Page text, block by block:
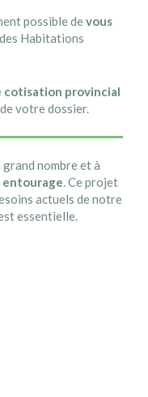
possible devous
des Habitations
cotisation provincial
votre dossier.
nombre et à
entourage. Ce projet
actuels de notre
essentielle.